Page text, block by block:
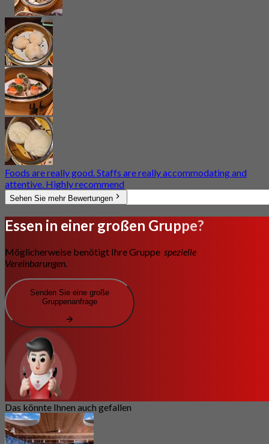
Foods are really good. Staffs are really accommodating and
attentive. Highly recommend
Sehen Sie mehr Bewertungen
Essen in einer großen Gruppe?
Möglicherweise benötigt Ihre Gruppe spezielle
Vereinbarungen.
Senden Sie eine große
Gruppenanfrage
Das könnte Ihnen auch gefallen